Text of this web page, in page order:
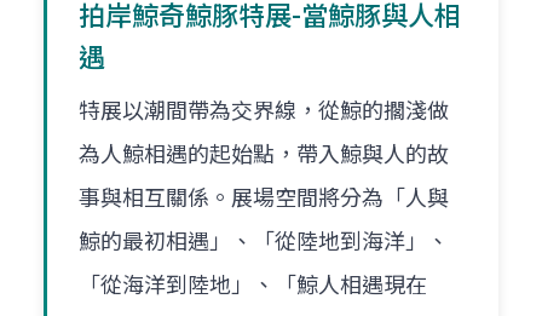
拍岸鯨奇鯨豚特展-當鯨豚與人相
遇
特展以潮間帶為交界線，從鯨的擱淺做
為人鯨相遇的起始點，帶入鯨與人的故
事與相互關係。展場空間將分為「人與
鯨的最初相遇」、「從陸地到海洋」、
「從海洋到陸地」、「鯨人相遇現在